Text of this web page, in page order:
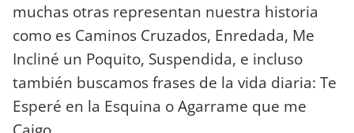
muchas otras representan nuestra historia
como es Caminos Cruzados, Enredada, Me
Incliné un Poquito, Suspendida, e incluso
también buscamos frases de la vida diaria: Te
Esperé en la Esquina o Agarrame que me